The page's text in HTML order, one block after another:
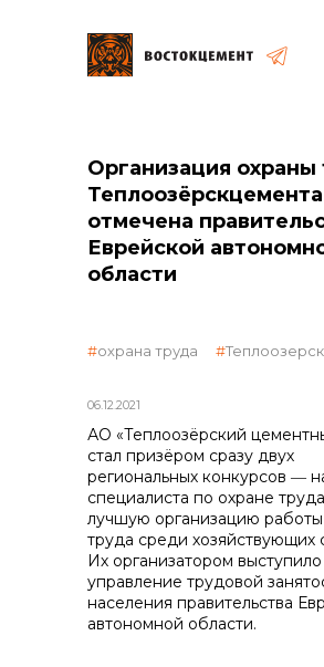
реализация
контакты отдела
Организация охраны
Теплоозёрскцемента
отмечена
Еврейской
области
06.12.2021
охрана труда
АО «Теплоозёрский
стал призёром сразу двух
региональных конкурсов ―
специалиста по охране
лучшую организацию
труда среди хозяйствующих
Их организатором выступило
управление трудовой
населения правительства
автономной области.